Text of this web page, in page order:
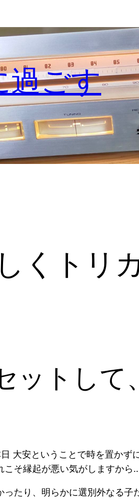
過ごす
くトリ
ットし
大安ということで時を置か
こそ縁起が悪い気がしますから
たり、明らかに選別外なる